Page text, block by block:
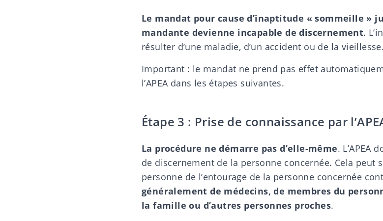
Le mandat pour cause d’inaptitude « sommeille »
mandante devienne incapable de discernement. L’
résulter d’une maladie, d’un accident ou de la vieillesse.
Important : le mandat ne prend pas effet
l’APEA dans les étapes suivantes.
Étape 3 : Prise de connaissance par
La procédure ne démarre pas d’elle-même. L’APEA
de discernement de la personne concernée. Cela peut
personne de l’entourage de la personne concernée
généralement de médecins, de membres du
la famille ou d’autres personnes proches.